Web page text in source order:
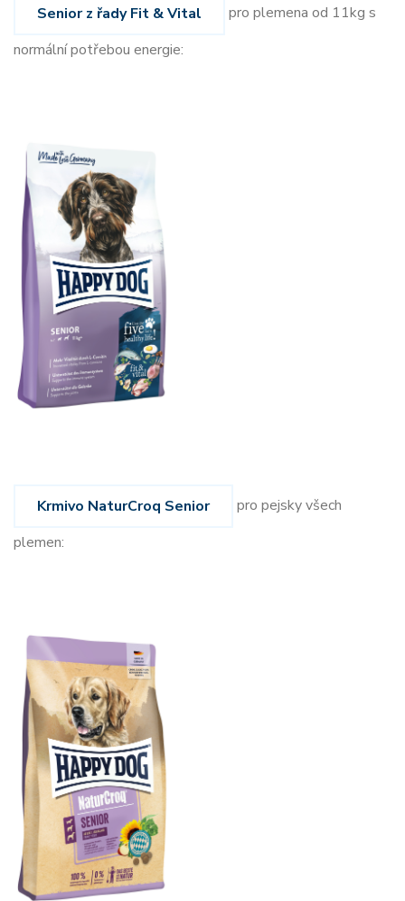
Senior z řady Fit & Vital
pro plemena od 11kg s
normální potřebou energie:
Krmivo NaturCroq Senior
pro pejsky všech
plemen: